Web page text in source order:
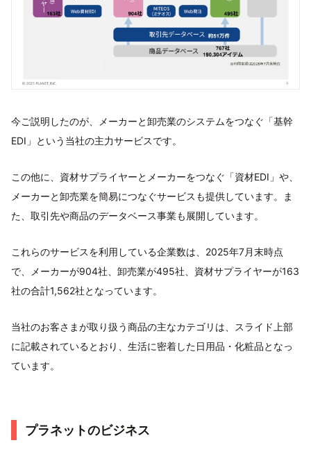
今ご説明したのが、メーカーと卸売業のシステムをつなぐ「基幹
EDI」という当社の主力サービスです。
この他に、資材サプライヤーとメーカーをつなぐ「資材EDI」や、
メーカーと卸売業を簡易につなぐサービスも提供しています。ま
た、取引先や商品のデータベース事業も展開しています。
これらのサービスを利用している企業数は、2025年7月末時点
で、メーカーが904社、卸売業が495社、資材サプライヤーが163
社の合計1,562社となっています。
当社のお客さまが取り扱う商品の主なカテゴリは、スライド上部
に記載されているとおり、生活に密着した日用品・化粧品となっ
ています。
プラネットのビジネス